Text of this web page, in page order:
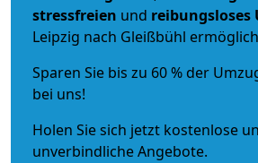
stressfreien und reibungsloses
Leipzig nach Gleißbühl
Sparen Sie bis zu 60 % der
bei uns!
Holen Sie sich jetzt kostenlose
unverbindliche Angebote.